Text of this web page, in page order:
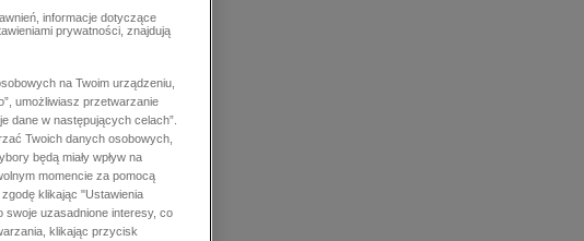
informacje dotyczące
prywatności, znajdują
na Twoim urządzeniu,
umożliwiasz przetwarzanie
dane w następujących celach”.
Twoich danych osobowych,
będą miały wpływ na
momencie za pomocą
klikając "Ustawienia
uzasadnione interesy, co
klikając przycisk